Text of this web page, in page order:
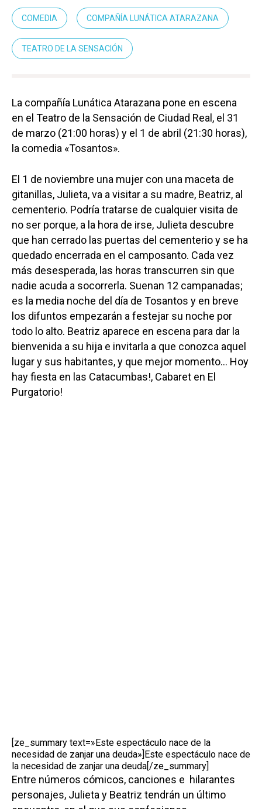
COMEDIA COMPAÑÍA LUNÁTICA ATARAZANA
TEATRO DE LA SENSACIÓN
La compañía Lunática Atarazana pone en escena
en el Teatro de la Sensación de Ciudad Real, el 31
de marzo (21:00 horas) y el 1 de abril (21:30 horas),
la comedia «Tosantos».
El 1 de noviembre una mujer con una maceta de
gitanillas, Julieta, va a visitar a su madre, Beatriz, al
cementerio. Podría tratarse de cualquier visita de
no ser porque, a la hora de irse, Julieta descubre
que han cerrado las puertas del cementerio y se ha
quedado encerrada en el camposanto. Cada vez
más desesperada, las horas transcurren sin que
nadie acuda a socorrerla. Suenan 12 campanadas;
es la media noche del día de Tosantos y en breve
los difuntos empezarán a festejar su noche por
todo lo alto. Beatriz aparece en escena para dar la
bienvenida a su hija e invitarla a que conozca aquel
lugar y sus habitantes, y que mejor momento… Hoy
hay fiesta en las Catacumbas!, Cabaret en El
Purgatorio!
[ze_summary text=»Este espectáculo nace de la
necesidad de zanjar una deuda»]Este espectáculo nace de
la necesidad de zanjar una deuda[/ze_summary]
Entre números cómicos, canciones e hilarantes
personajes, Julieta y Beatriz tendrán un último